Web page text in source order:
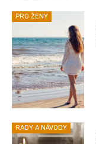
PRO ŽENY
RADY A NÁVODY